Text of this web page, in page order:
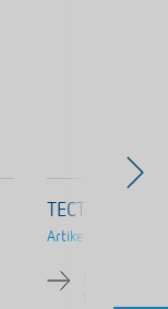
TECTA D180
Artikel-Nr.